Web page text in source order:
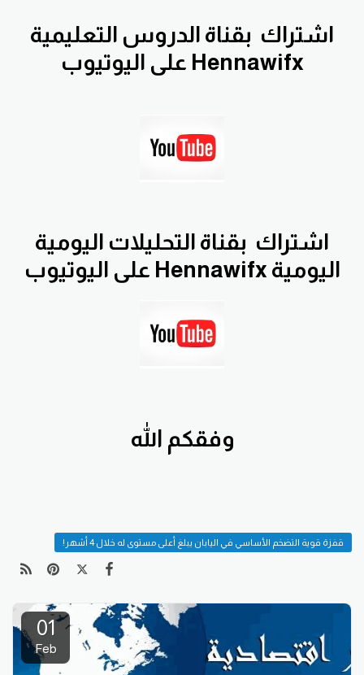
اشتراك بقناة الدروس التعليمية
Hennawifx على اليوتيوب
اشتراك بقناة التحليلات اليومية
اليومية Hennawifx على اليوتيوب
وفقكم الله
قفزة قوية التضخم الأساسي في اليابان يبلغ أعلى مستوى له خلال 4 أشهر!
01
Feb